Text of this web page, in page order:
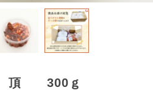
頂 300ｇ